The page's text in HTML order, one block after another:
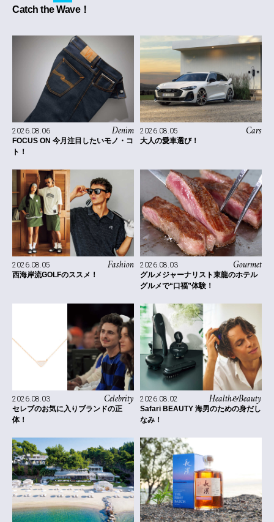
Catch the Wave！
Denim
2026.08.06
FOCUS ON 今月注目したいモノ・コ
ト！
Cars
2026.08.05
大人の愛車選び！
Fashion
2026.08.05
西海岸流GOLFのススメ！
Gourmet
2026.08.03
グルメジャーナリスト東龍のホテル
グルメで“口福”体験！
Celebrity
2026.08.03
セレブのお気に入りブランドの正
体！
Health&Beauty
2026.08.02
Safari BEAUTY 海男のための身だし
なみ！